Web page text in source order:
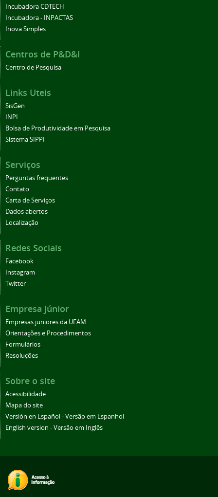
Incubadora CDTECH
Incubadora - INPACTAS
Inova Simples
Centros de P&D&I
Centro de Pesquisa
Links Uteis
SisGen
INPI
Bolsa de Produtividade em Pesquisa
Sistema SIPPI
Serviços
Perguntas frequentes
Contato
Carta de Serviços
Dados abertos
Localização
Redes Sociais
Facebook
Instagram
Twitter
Empresa Júnior
Empresas juniores da UFAM
Orientações e Procedimentos
Formulários
Resoluções
Sobre o site
Acessibilidade
Mapa do site
Versión en Español - Versão em Espanhol
English version - Versão em Inglês